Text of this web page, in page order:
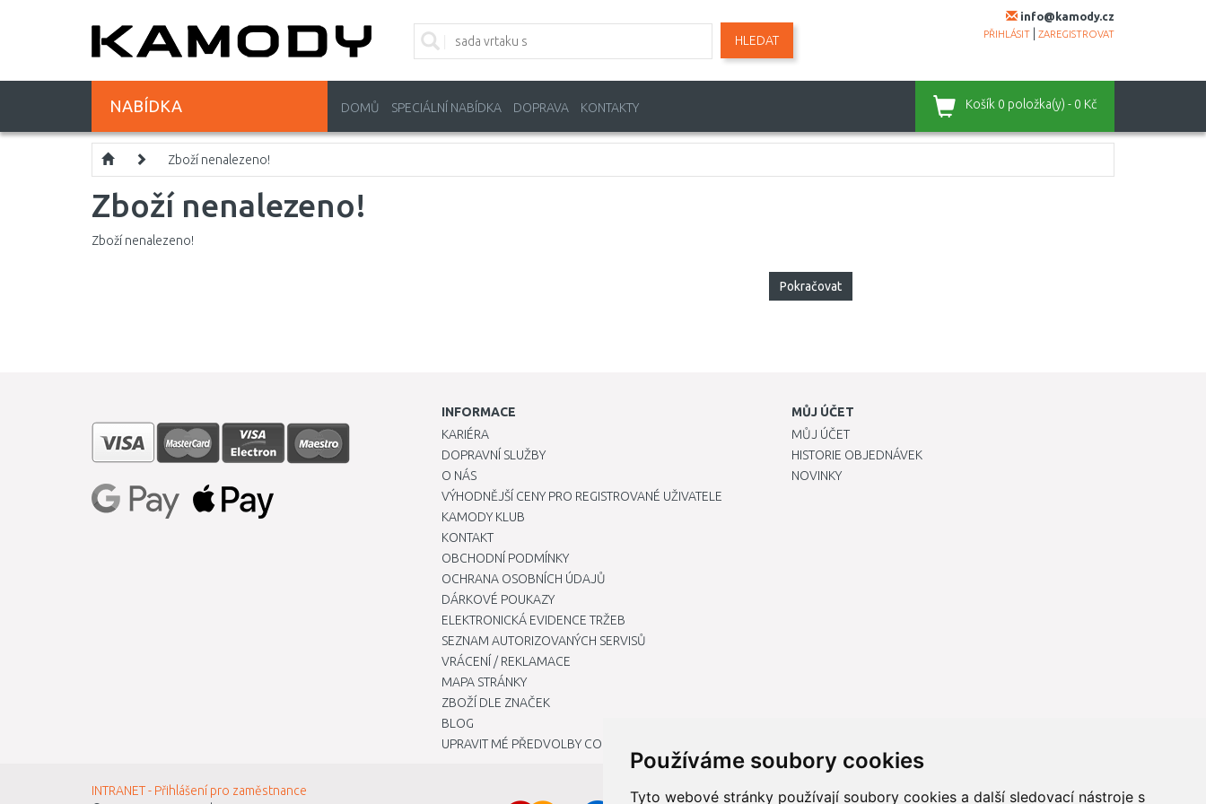
Používáme soubory cookies
Tyto webové stránky používají soubory cookies a další sledovací nástroje s
info@kamody.cz
PŘIHLÁSIT ZAREGISTROVAT
HLEDAT
NABÍDKA DOMŮ SPECIÁLNÍ NABÍDKA DOPRAVA KONTAKTY Košík 0 položka(y) - 0 Kč
Zboží nenalezeno!
Zboží nenalezeno!
Zboží nenalezeno!
Pokračovat
INFORMACE
KARIÉRA
DOPRAVNÍ SLUŽBY
O NÁS
VÝHODNĚJŠÍ CENY PRO REGISTROVANÉ UŽIVATELE
KAMODY KLUB
KONTAKT
OBCHODNÍ PODMÍNKY
OCHRANA OSOBNÍCH ÚDAJŮ
DÁRKOVÉ POUKAZY
ELEKTRONICKÁ EVIDENCE TRŽEB
SEZNAM AUTORIZOVANÝCH SERVISŮ
VRÁCENÍ / REKLAMACE
MAPA STRÁNKY
ZBOŽÍ DLE ZNAČEK
BLOG
UPRAVIT MÉ PŘEDVOLBY COOKIES
MŮJ ÚČET
MŮJ ÚČET
HISTORIE OBJEDNÁVEK
NOVINKY
INTRANET - Přihlášení pro zaměstnance